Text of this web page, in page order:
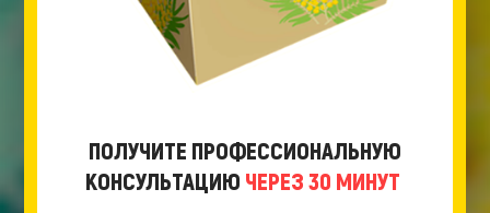
ПОЛУЧИТЕ ПРОФЕССИОНАЛЬНУЮ
КОНСУЛЬТАЦИЮ ЧЕРЕЗ 30 МИНУТ